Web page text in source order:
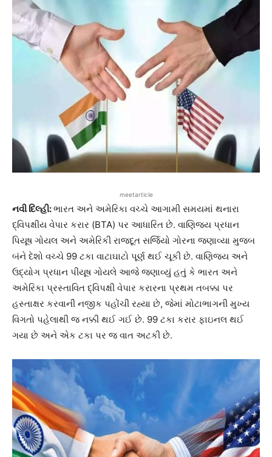
meetarticle
નવી દિલ્હી:ભારત અને અમેરિકા વચ્ચે આગામી સમયમાં થનારા
દ્વિપક્ષીય વેપાર કરાર (BTA) પર આધારિત છે. વાણિજ્ય પ્રધાન
પિયૂષ ગોયલ અને અમેરિકી રાજદૂત સર્જિયો ગોરના જણાવ્યા મુજબ
બંને દેશો વચ્ચે 99 ટકા વાટાઘાટો પૂર્ણ થઈ ચૂકી છે. વાણિજ્ય અને
ઉદ્યોગ પ્રધાન પીયૂષ ગોયલે આજે જણાવ્યું હતું કે ભારત અને
અમેરિકા પ્રસ્તાવિત દ્વિપક્ષી વેપાર કરારના પ્રથમ તબક્કા પર
હસ્તાક્ષર કરવાની નજીક પહોંચી રહ્યા છે, જેમાં મોટાભાગની મુખ્ય
વિગતો પહેલાથી જ નક્કી થઈ ગઈ છે. 99 ટકા કરાર ફાઇનલ થઈ
ગયા છે અને એક ટકા પર જ વાત અટકી છે.